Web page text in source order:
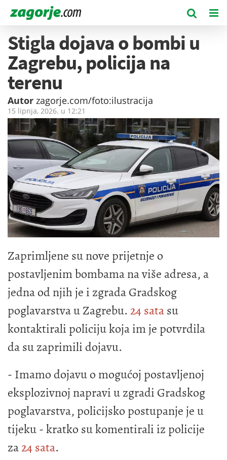
Stigla dojava o bombi u
Zagrebu, policija na
terenu
Autor zagorje.com/foto:ilustracija
15 lipnja, 2026. u 12:21
Zaprimljene su nove prijetnje o
postavljenim bombama na više adresa, a
jedna od njih je i zgrada Gradskog
poglavarstva u Zagrebu. 24 satasu
kontaktirali policiju koja im je potvrdila
da su zaprimili dojavu.
- Imamo dojavu o mogućoj postavljenoj
eksplozivnoj napravi u zgradi Gradskog
poglavarstva, policijsko postupanje je u
tijeku - kratko su komentirali iz policije
za24 sata.